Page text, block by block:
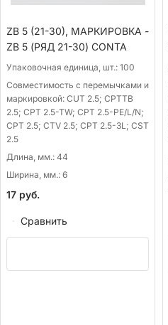
ZB 5 (21-30), МАРКИРОВКА -
ZB 5 (РЯД 21-30) CONTA
Упаковочная единица, шт.: 100
Совместимость с перемычками и
маркировкой: CUT 2.5; CPTTB
2.5; CPT 2.5-TW; CPT 2.5-PE/L/N;
CPT 2.5; CTV 2.5; CPT 2.5-3L; CST
2.5
Длина, мм.: 44
Ширина, мм.: 6
17 руб.
Сравнить